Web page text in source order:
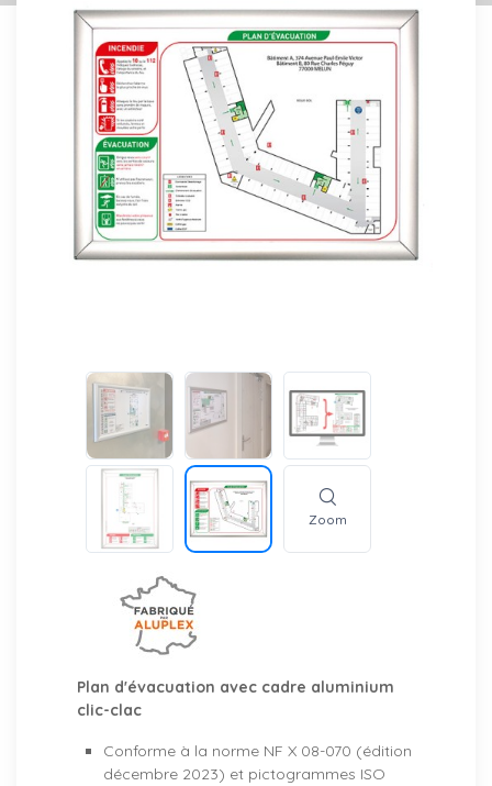
Zoom
Plan d'évacuation avec cadre aluminium
clic-clac
Conforme à la norme NF X 08-070 (édition
décembre 2023) et pictogrammes ISO